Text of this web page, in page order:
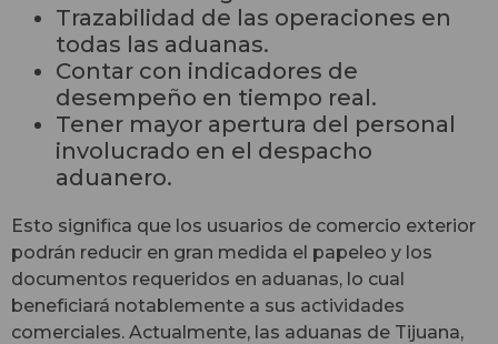
Trazabilidad de las operaciones en
todas las aduanas.
Contar con indicadores de
desempeño en tiempo real.
Tener mayor apertura del personal
involucrado en el despacho
aduanero.
Esto significa que los usuarios de comercio exterior
podrán reducir en gran medida el papeleo y los
documentos requeridos en aduanas, lo cual
beneficiará notablemente a sus actividades
comerciales. Actualmente, las aduanas de Tijuana,